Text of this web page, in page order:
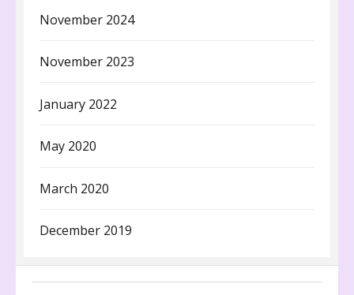
November 2024
November 2023
January 2022
May 2020
March 2020
December 2019